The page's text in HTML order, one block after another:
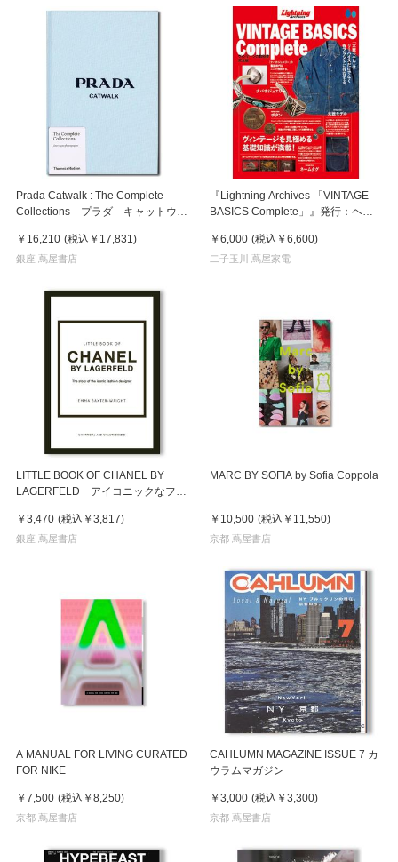
Prada Catwalk : The Complete
Collections プラダ キャットウォ
￥16,210 (税込 ￥17,831)
銀座 蔦屋書店
『Lightning Archives 「VINTAGE
BASICS Complete」』発行：ヘリ
￥6,000 (税込 ￥6,600)
二子玉川 蔦屋家電
LITTLE BOOK OF CHANEL BY
LAGERFELD アイコニックなファ
ーフェルドの物語
￥3,470 (税込 ￥3,817)
銀座 蔦屋書店
MARC BY SOFIA by Sofia Coppola
￥10,500 (税込 ￥11,550)
京都 蔦屋書店
A MANUAL FOR LIVING CURATED
FOR NIKE
￥7,500 (税込 ￥8,250)
京都 蔦屋書店
CAHLUMN MAGAZINE ISSUE 7 カ
ウラムマガジン
￥3,000 (税込 ￥3,300)
京都 蔦屋書店